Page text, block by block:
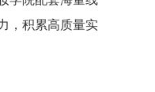
，积累高质量实